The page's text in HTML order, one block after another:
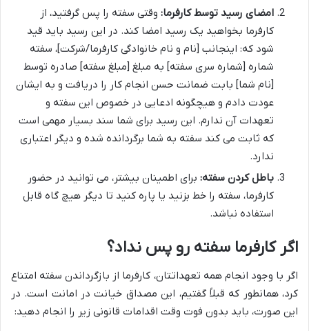
امضای رسید توسط کارفرما: وقتی سفته را پس گرفتید، از
کارفرما بخواهید یک رسید امضا کند. در این رسید باید قید
شود که: اینجانب [نام و نام خانوادگی کارفرما/شرکت]، سفته
شماره [شماره سری سفته] به مبلغ [مبلغ سفته] صادره توسط
[نام شما] بابت ضمانت حسن انجام کار را دریافت و به ایشان
عودت دادم و هیچگونه ادعایی در خصوص این سفته و
تعهدات آن ندارم. این رسید برای شما سند بسیار مهمی است
که ثابت می کند سفته به شما برگردانده شده و دیگر اعتباری
ندارد.
باطل کردن سفته: برای اطمینان بیشتر، می توانید در حضور
کارفرما، سفته را خط بزنید یا پاره کنید تا دیگر هیچ گاه قابل
استفاده نباشد.
اگر کارفرما سفته رو پس نداد؟
اگر با وجود انجام همه تعهداتتان، کارفرما از بازگرداندن سفته امتناع
کرد، همانطور که قبلاً گفتیم، این مصداق خیانت در امانت است. در
این صورت، باید بدون فوت وقت اقدامات قانونی زیر را انجام دهید: